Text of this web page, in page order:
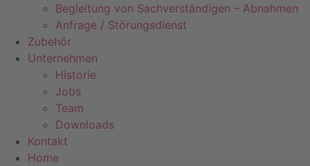
Begleitung von Sachverständigen – Abnahmen
Anfrage / Störungsdienst
Zubehör
Unternehmen
Historie
Jobs
Team
Downloads
Kontakt
Home